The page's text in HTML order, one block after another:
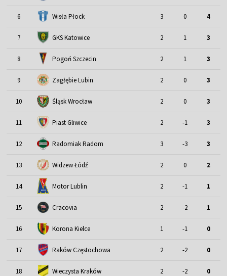
6 Wisła Płock 3 0 4
7 GKS Katowice 2 1 3
8 Pogoń Szczecin 2 1 3
9 Zagłębie Lubin 2 0 3
10 Śląsk Wrocław 2 0 3
11 Piast Gliwice 2 -1 3
12 Radomiak Radom 3 -3 3
13 Widzew Łódź 2 0 2
14 Motor Lublin 2 -1 1
15 Cracovia 2 -2 1
16 Korona Kielce 1 -1 0
17 Raków Częstochowa 2 -2 0
18 Wieczysta Kraków 2 -2 0